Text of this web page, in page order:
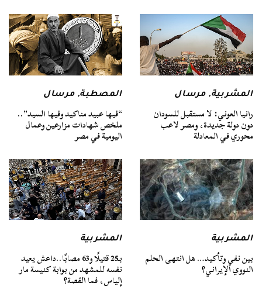
المشربية,مرسال
رانيا العوني: لا مستقبل للسودان
دون دولة جديدة، ومصر لاعب
محوري في المعادلة
المصطبة,مرسال
“فيها عبيد مناكيد وفيها السيد”..
ملخص شهادات مزارعين وعمال
اليومية في مصر
المشربية
بين نفي وتأكيد… هل انتهى الحلم
النووي الإيراني؟
المشربية
بـ25 قتيلًا و63 مصابًا..داعش يعيد
نفسه للمشهد من بوابة كنيسة مار
إلياس، فما القصة؟